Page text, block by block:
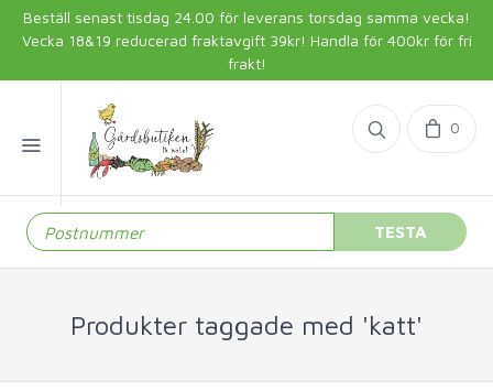
Beställ senast tisdag 24.00 för leverans torsdag samma vecka!
Vecka 18&19 reducerad fraktavgift 39kr! Handla för 400kr för fri
frakt!
0
TESTA
Produkter taggade med 'katt'